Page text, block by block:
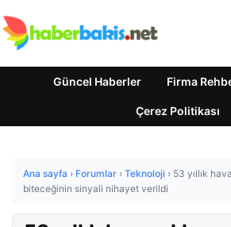
Güncel Haberler Firma
Çerez Politikası
Ana sayfa › Forumlar › Teknoloji › 53 yıllık
biteceğinin sinyali nihayet verildi